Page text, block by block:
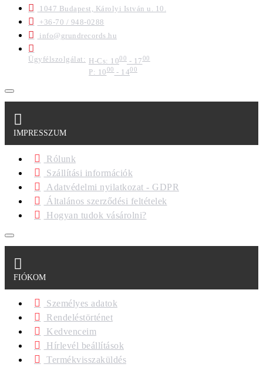
1047 Budapest, Károlyi István u. 10.
+36-70 / 948-0288
info@grundrecords.hu
Ügyfélszolgálat: H-Cs: 1000 - 1700
P: 1000- 1400
IMPRESSZUM
Rólunk
Szállítási információk
Adatvédelmi nyilatkozat - GDPR
Általános szerződési feltételek
Hogyan tudok vásárolni?
FIÓKOM
Személyes adatok
Rendeléstörténet
Kedvenceim
Hírlevél beállítások
Termékvisszaküldés